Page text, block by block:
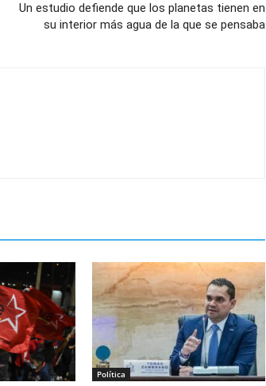
Un estudio defiende que los planetas tienen en
su interior más agua de la que se pensaba
Política